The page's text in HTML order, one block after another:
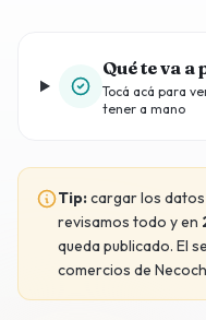
Qué te va a
Tocá acá para
tener a mano
Tip:cargar los datos
revisamos todo y en
queda publicado. El
comercios de